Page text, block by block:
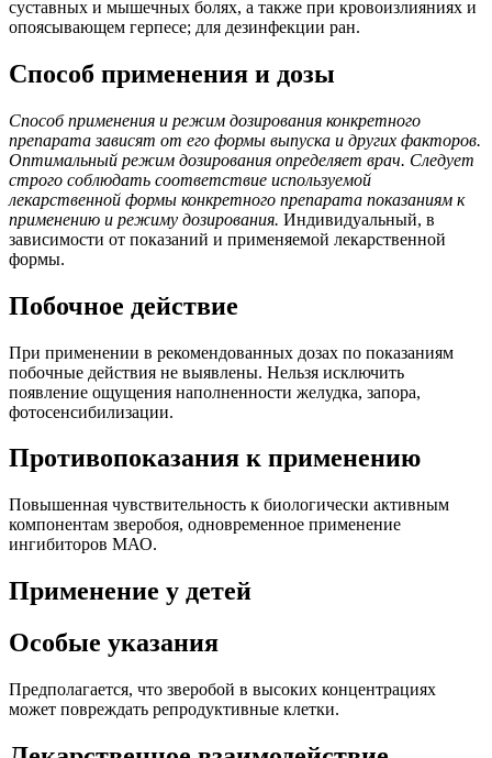
суставных и мышечных болях, а также при кровоизлияниях и
опоясывающем герпесе; для дезинфекции ран.
Способ применения и дозы
Способ применения и режим дозирования конкретного
препарата зависят от его формы выпуска и других факторов.
Оптимальный режим дозирования определяет врач. Следует
строго соблюдать соответствие используемой
лекарственной формы конкретного препарата показаниям к
применению и режиму дозирования. Индивидуальный, в
зависимости от показаний и применяемой лекарственной
формы.
Побочное действие
При применении в рекомендованных дозах по показаниям
побочные действия не выявлены. Нельзя исключить
появление ощущения наполненности желудка, запора,
фотосенсибилизации.
Противопоказания к применению
Повышенная чувствительность к биологически активным
компонентам зверобоя, одновременное применение
ингибиторов МАО.
Применение у детей
Особые указания
Предполагается, что зверобой в высоких концентрациях
может повреждать репродуктивные клетки.